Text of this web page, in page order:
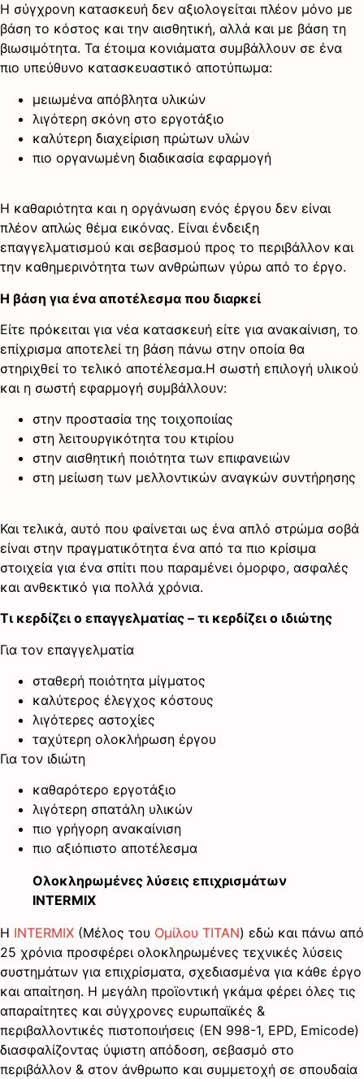
Η σύγχρονη κατασκευή δεν αξιολογείται πλέον μόνο με
βάση το κόστος και την αισθητική, αλλά και με βάση τη
βιωσιμότητα. Τα έτοιμα κονιάματα συμβάλλουν σε ένα
πιο υπεύθυνο κατασκευαστικό αποτύπωμα:
μειωμένα απόβλητα υλικών
λιγότερη σκόνη στο εργοτάξιο
καλύτερη διαχείριση πρώτων υλών
πιο οργανωμένη διαδικασία εφαρμογή
Η καθαριότητα και η οργάνωση ενός έργου δεν είναι
πλέον απλώς θέμα εικόνας. Είναι ένδειξη
επαγγελματισμού και σεβασμού προς το περιβάλλον και
την καθημερινότητα των ανθρώπων γύρω από το έργο.
Η βάση για ένα αποτέλεσμα που διαρκεί
Είτε πρόκειται για νέα κατασκευή είτε για ανακαίνιση, το
επίχρισμα αποτελεί τη βάση πάνω στην οποία θα
στηριχθεί το τελικό αποτέλεσμα.Η σωστή επιλογή υλικού
και η σωστή εφαρμογή συμβάλλουν:
στην προστασία της τοιχοποιίας
στη λειτουργικότητα του κτιρίου
στην αισθητική ποιότητα των επιφανειών
στη μείωση των μελλοντικών αναγκών συντήρησης
Και τελικά, αυτό που φαίνεται ως ένα απλό στρώμα σοβά
είναι στην πραγματικότητα ένα από τα πιο κρίσιμα
στοιχεία για ένα σπίτι που παραμένει όμορφο, ασφαλές
και ανθεκτικό για πολλά χρόνια.
Τι κερδίζει ο επαγγελματίας – τι κερδίζει ο ιδιώτης
Για τον επαγγελματία
σταθερή ποιότητα μίγματος
καλύτερος έλεγχος κόστους
λιγότερες αστοχίες
ταχύτερη ολοκλήρωση έργου
Για τον ιδιώτη
καθαρότερο εργοτάξιο
λιγότερη σπατάλη υλικών
πιο γρήγορη ανακαίνιση
πιο αξιόπιστο αποτέλεσμα
Ολοκληρωμένες λύσεις επιχρισμάτων
INTERMIX
Η INTERMIX (Μέλος του Ομίλου ΤΙΤΑΝ) εδώ και πάνω από
25 χρόνια προσφέρει ολοκληρωμένες τεχνικές λύσεις
συστημάτων για επιχρίσματα, σχεδιασμένα για κάθε έργο
και απαίτηση. Η μεγάλη προϊοντική γκάμα φέρει όλες τις
απαραίτητες και σύγχρονες ευρωπαϊκές &
περιβαλλοντικές πιστοποιήσεις (ΕΝ 998-1, EPD, Emicode)
διασφαλίζοντας ύψιστη απόδοση, σεβασμό στο
περιβάλλον & στον άνθρωπο και συμμετοχή σε σπουδαία